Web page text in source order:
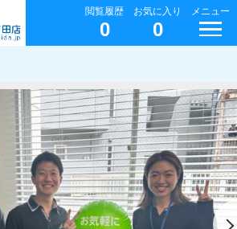
閲覧履歴
0
お気に入り
0
メニュー